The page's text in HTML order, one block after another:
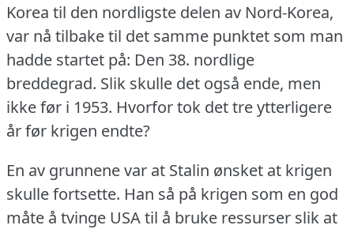
Korea til den nordligste delen av Nord-Korea,
var nå tilbake til det samme punktet som man
hadde startet på: Den 38. nordlige
breddegrad. Slik skulle det også ende, men
ikke før i 1953. Hvorfor tok det tre ytterligere
år før krigen endte?
En av grunnene var at Stalin ønsket at krigen
skulle fortsette. Han så på krigen som en god
måte å tvinge USA til å bruke ressurser slik at